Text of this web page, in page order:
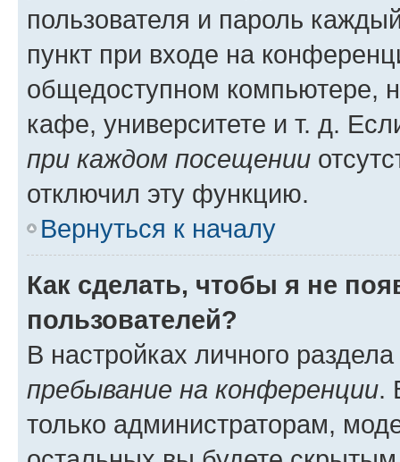
пользователя и пароль
пункт при входе на
общедоступном компьютере,
кафе, университете и т. д.
при каждом посещении
отключил эту функцию.
Вернуться к началу
Как сделать, чтобы я не
пользователей?
В настройках личного
пребывание на конференции.
только администраторам,